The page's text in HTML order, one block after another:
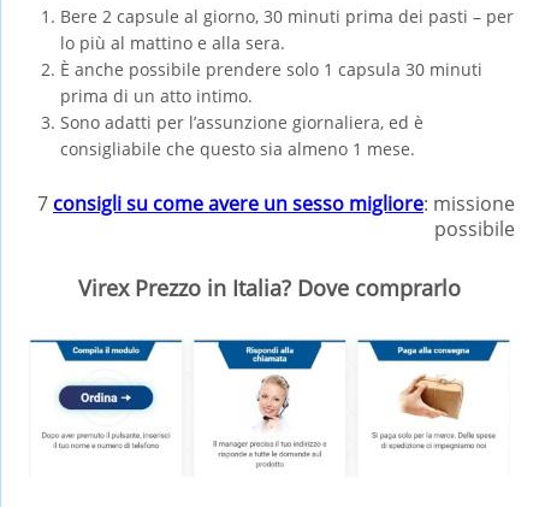
Bere 2 capsule al giorno, 30 minuti prima dei pasti – per
lo più al mattino e alla sera.
È anche possibile prendere solo 1 capsula 30 minuti
prima di un atto intimo.
Sono adatti per l’assunzione giornaliera, ed è
consigliabile che questo sia almeno 1 mese.
7 consigli su come avere un sesso migliore: missione
possibile
Virex Prezzo in Italia? Dove comprarlo